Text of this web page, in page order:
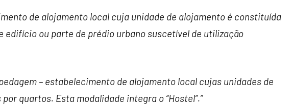
de alojamento local cuja unidade de alojamento é constituída
edifício ou parte de prédio urbano suscetível de utilização
– estabelecimento de alojamento local cujas unidades de
quartos. Esta modalidade integra o “Hostel”.”